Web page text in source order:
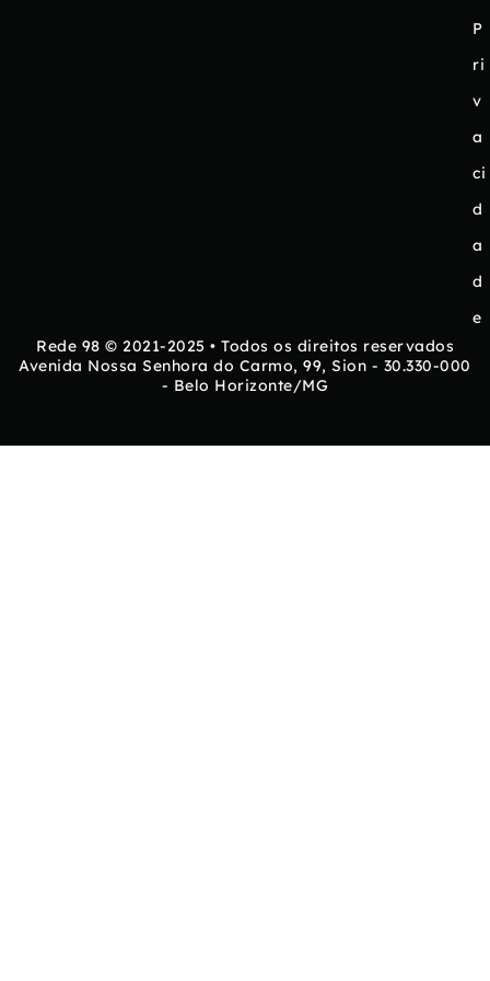
P
ri
v
a
ci
d
a
d
e
Rede 98 © 2021-2025 • Todos os direitos reservados
Avenida Nossa Senhora do Carmo, 99, Sion - 30.330-000
- Belo Horizonte/MG